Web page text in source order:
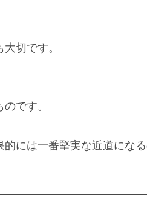
切です。
です。
には一番堅実な近道にな